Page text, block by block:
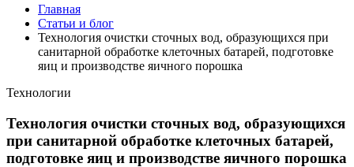
Главная
Статьи и блог
Технология очистки сточных вод, образующихся при
санитарной обработке клеточных батарей, подготовке
яиц и производстве яичного порошка
Технологии
Технология очистки сточных вод, образующихся
при санитарной обработке клеточных батарей,
подготовке яиц и производстве яичного порошка